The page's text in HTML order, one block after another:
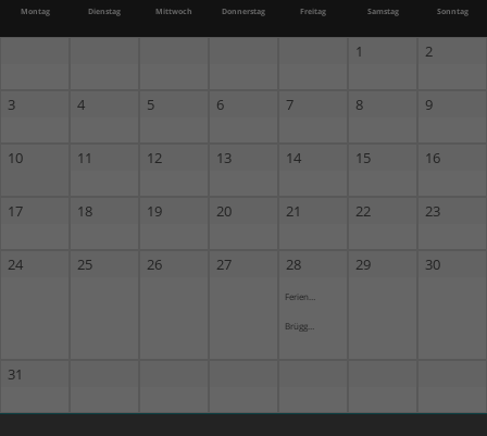
Montag Dienstag Mittwoch Donnerstag Freitag Samstag Sonntag
1 2
3 4 5 6 7 8 9
10 11 12 13 14 15 16
17 18 19 20 21 22 23
24 25 26 27 28
Ferienabschlussfeier
Brüggen
29 30
31